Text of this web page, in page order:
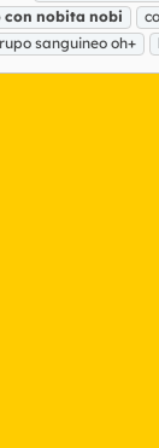
con nobita nobi
sanguineo oh+